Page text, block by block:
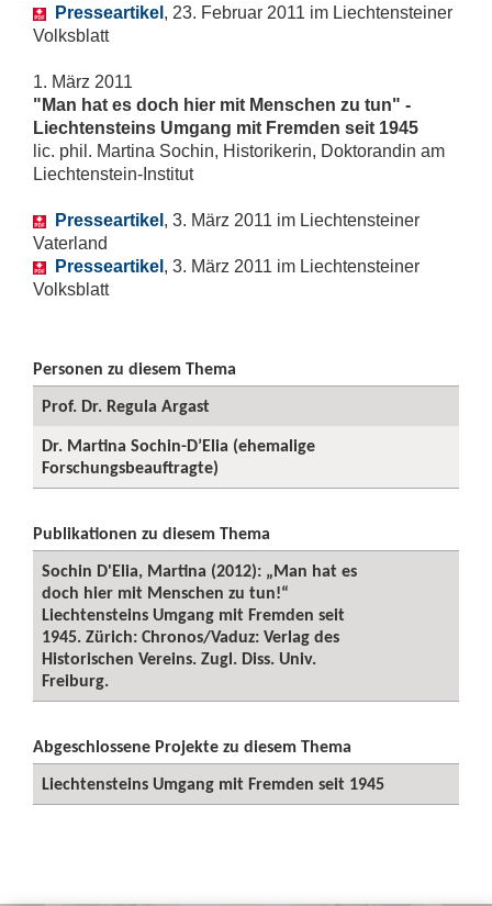
Presseartikel , 23. Februar 2011 im Liechtensteiner
Volksblatt
1. März 2011
"Man hat es doch hier mit Menschen zu tun" -
Liechtensteins Umgang mit Fremden seit 1945
lic. phil. Martina Sochin, Historikerin, Doktorandin am
Liechtenstein- Institut
Presseartikel , 3. März 2011 im Liechtensteiner
Vaterland
Presseartikel , 3. März 2011 im Liechtensteiner
Volksblatt
Personen zu diesem Thema
Prof. Dr. Regula Argast
Dr. Martina Sochin-D’Elia (ehemalige
Forschungsbeauftragte)
Publikationen zu diesem Thema
Sochin D'Elia, Martina (2012): „Man hat es
doch hier mit Menschen zu tun!“
Liechtensteins Umgang mit Fremden seit
1945. Zürich: Chronos/Vaduz: Verlag des
Historischen Vereins. Zugl. Diss. Univ.
Freiburg.
Abgeschlossene Projekte zu diesem Thema
Liechtensteins Umgang mit Fremden seit 1945